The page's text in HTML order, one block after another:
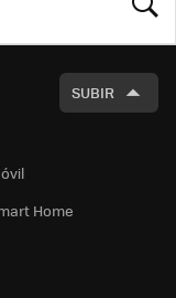
SUBIR
Home